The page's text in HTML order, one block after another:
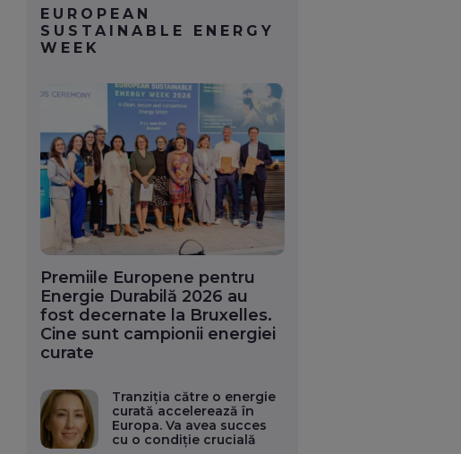
EUROPEAN
SUSTAINABLE ENERGY
WEEK
Premiile Europene pentru
Energie Durabilă 2026 au
fost decernate la Bruxelles.
Cine sunt campionii energiei
curate
Tranziția către o energie
curată accelerează în
Europa. Va avea succes
cu o condiție crucială